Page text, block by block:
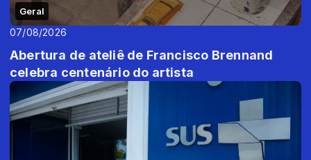
Geral
07/08/2026
Abertura de ateliê de Francisco Brennand
celebra centenário do artista